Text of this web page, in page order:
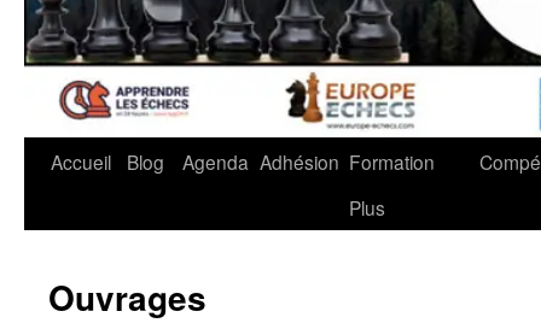
Accueil Blog Agenda Adhésion Formation
Plus
Ouvrages